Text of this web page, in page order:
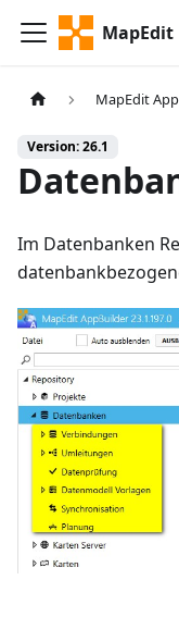
MapEdit
MapEdit
Version: 26.1
Im Datenbanken